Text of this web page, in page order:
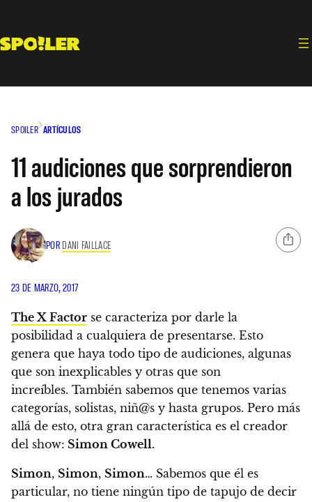
contenido
SPOILER ARTÍCULOS
11 audiciones que sorprendieron
a los jurados
POR DANI FAILLACE
23 DE MARZO, 2017
The X Factor se caracteriza por darle la
posibilidad a cualquiera de presentarse. Esto
genera que haya todo tipo de audiciones, algunas
que son inexplicables y otras que son
increíbles. También sabemos que tenemos varias
categorías, solistas, niñ@s y hasta grupos. Pero más
allá de esto, otra gran característica es el creador
del show: Simon Cowell.
Simon, Simon, Simon… Sabemos que él es
particular, no tiene ningún tipo de tapujo de decir